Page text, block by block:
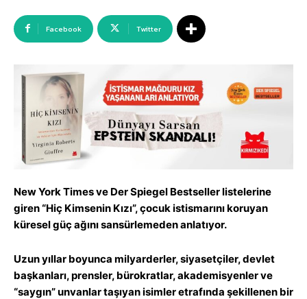
Facebook Twitter
New York Times ve Der Spiegel Bestseller listelerine
giren “Hiç Kimsenin Kızı”, çocuk istismarını koruyan
küresel güç ağını sansürlemeden anlatıyor.
Uzun yıllar boyunca milyarderler, siyasetçiler, devlet
başkanları, prensler, bürokratlar, akademisyenler ve
“saygın” unvanlar taşıyan isimler etrafında şekillenen bir